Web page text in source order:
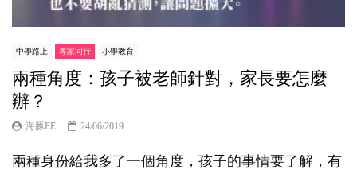
中學路上 專家同行 小學教育
兩種角度：孩子被老師針對，家長要怎麼
辦？
海豚EE 24/06/2019
兩種身份給我多了一個角度，孩子的事情要了解，有